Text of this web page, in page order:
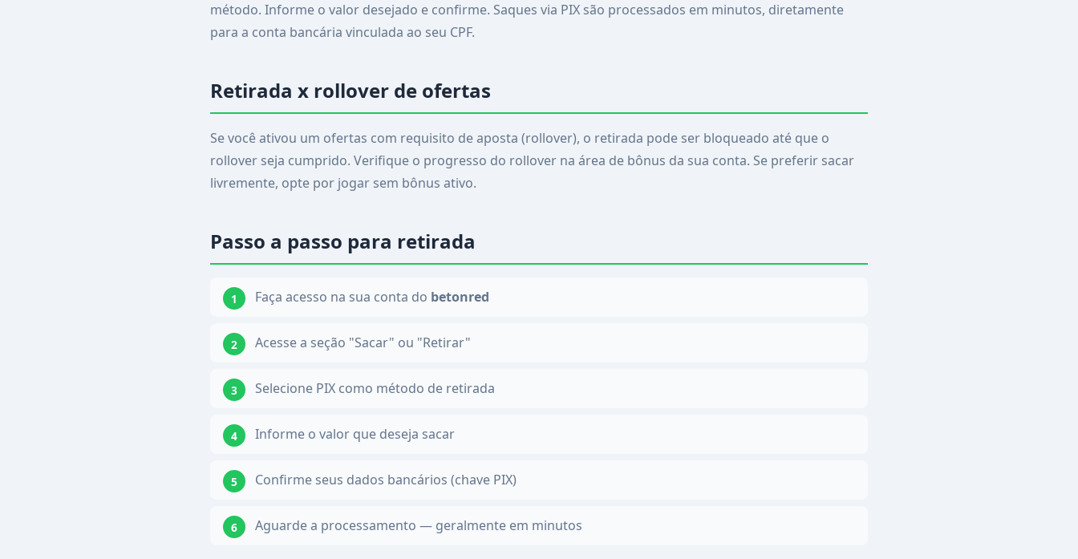
método. Informe o valor desejado e confirme. Saques via PIX são processados em minutos, diretamente
para a conta bancária vinculada ao seu CPF.
Retirada x rollover de ofertas
Se você ativou um ofertas com requisito de aposta (rollover), o retirada pode ser bloqueado até que o
rollover seja cumprido. Verifique o progresso do rollover na área de bônus da sua conta. Se preferir sacar
livremente, opte por jogar sem bônus ativo.
Passo a passo para retirada
Faça acesso na sua conta do betonred
Acesse a seção "Sacar" ou "Retirar"
Selecione PIX como método de retirada
Informe o valor que deseja sacar
Confirme seus dados bancários (chave PIX)
Aguarde a processamento — geralmente em minutos